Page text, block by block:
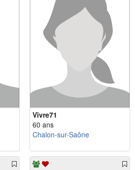
Vivre71
60 ans
Chalon-sur-Saône